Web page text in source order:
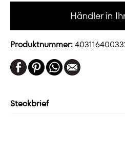
Händler in
Produktnummer:
Steckbrief